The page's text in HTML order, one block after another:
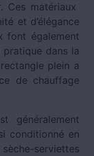
Ces matériaux
et d’élégance
font également
dans la
plein a
de chauffage
généralement
conditionné en
serviettes